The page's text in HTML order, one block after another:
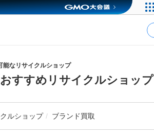
能なリサイクルショップ
すすめリサイクルショップ
ルショップ ブランド買取